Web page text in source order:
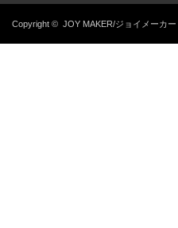
Copyright © JOY MAKER/ジョイメーカー